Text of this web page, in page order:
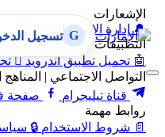
الإشعارات
🔔 إدارة الإشعارات
التطبيقات
🤖 تحميل تطبيق أندرويد 
التواصل الاجتماعي | المناهج
قناة تيليجرام
صفحة
روابط مهمة
📄 شروط الاستخدام 🔒
G تسجيل